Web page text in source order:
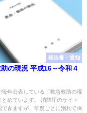
報告書・通知
の現況 平成16～令和４
毎年公表している「救急救助の現
とめています。 消防庁のサイト
できますが、年度ごとに別れて保